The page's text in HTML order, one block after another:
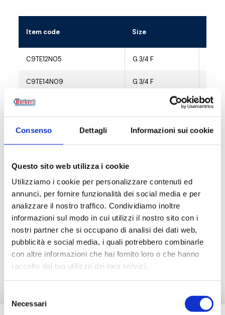
Consenso Dettagli Informazioni sui cookie
Questo sito web utilizza i cookie
Utilizziamo i cookie per personalizzare contenuti ed
annunci, per fornire funzionalità dei social media e per
analizzare il nostro traffico. Condividiamo inoltre
informazioni sul modo in cui utilizzi il nostro sito con i
nostri partner che si occupano di analisi dei dati web,
pubblicità e social media, i quali potrebbero combinarle
con altre informazioni che hai fornito loro o che hanno
raccolto dal tuo utilizzo dei loro servizi.
delNecessari
Item code Size
C9TE12N05 G 3/4 F
C9TE14N09 G 3/4 F
C9TE16N06 10
C9TE17N09 G 3/4 F 10
Description
Documentation
Alternative products